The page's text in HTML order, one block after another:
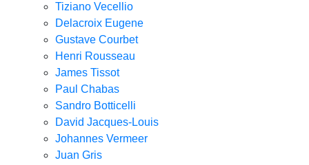
Tiziano Vecellio
Delacroix Eugene
Gustave Courbet
Henri Rousseau
James Tissot
Paul Chabas
Sandro Botticelli
David Jacques-Louis
Johannes Vermeer
Juan Gris